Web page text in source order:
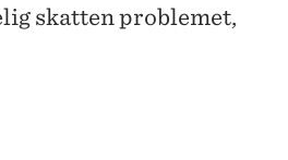
skatten problemet,